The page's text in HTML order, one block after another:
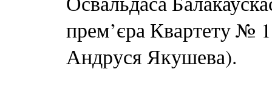
прем’єра Квартету №
Андруся Якушева).